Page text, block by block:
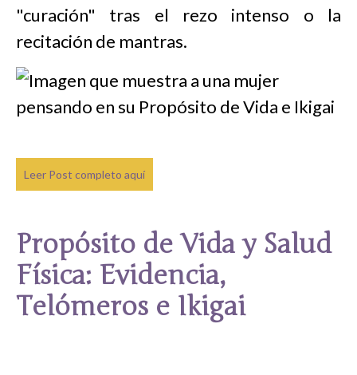
"curación" tras el rezo intenso o la
recitación de mantras.
Leer Post completo aquí
Propósito de Vida y Salud
Física: Evidencia,
Telómeros e Ikigai